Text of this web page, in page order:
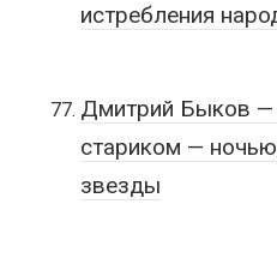
истребления
Дмитрий Быков —
стариком —
звезды